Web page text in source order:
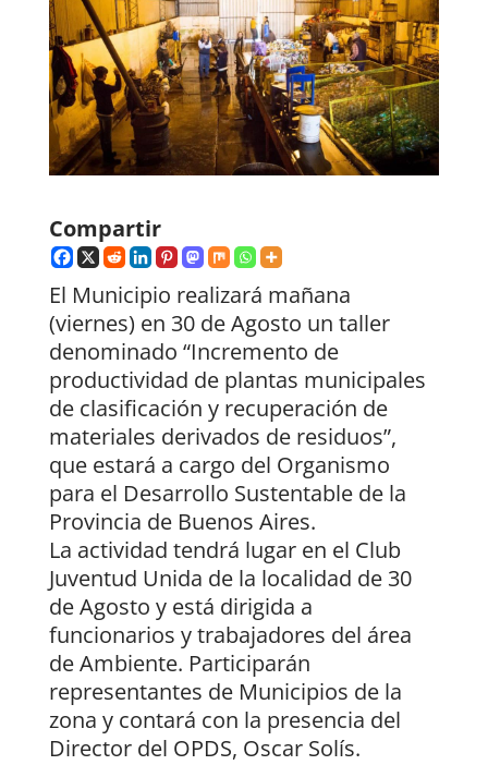
Compartir
El Municipio realizará mañana
(viernes) en 30 de Agosto un taller
denominado “Incremento de
productividad de plantas municipales
de clasificación y recuperación de
materiales derivados de residuos”,
que estará a cargo del Organismo
para el Desarrollo Sustentable de la
Provincia de Buenos Aires.
La actividad tendrá lugar en el Club
Juventud Unida de la localidad de 30
de Agosto y está dirigida a
funcionarios y trabajadores del área
de Ambiente. Participarán
representantes de Municipios de la
zona y contará con la presencia del
Director del OPDS, Oscar Solís.